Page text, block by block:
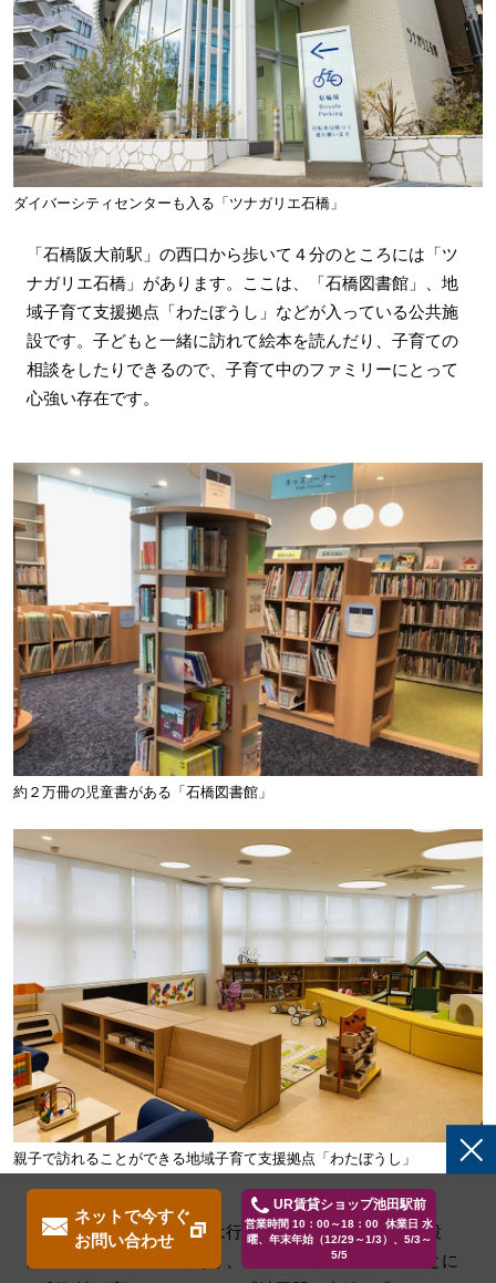
ダイバーシティセンターも入る「ツナガリエ石橋」
「石橋阪大前駅」の西口から歩いて４分のところには「ツ
ナガリエ石橋」があります。ここは、「石橋図書館」、地
域子育て支援拠点「わたぼうし」などが入っている公共施
設です。子どもと一緒に訪れて絵本を読んだり、子育ての
相談をしたりできるので、子育て中のファミリーにとって
心強い存在です。
約２万冊の児童書がある「石橋図書館」
親子で訪れることができる地域子育て支援拠点「わたぼうし」
また、「池田駅」周辺には行政の窓口である「池田市役
所」や銀行、郵便局もあり、くらしのちょっとしたことに
ネットで今すぐ
お問い合わせ
UR賃貸ショップ池田駅前
営業時間 10：00～18：00 休業日 水
曜、年末年始（12/29～1/3）、5/3～
5/5